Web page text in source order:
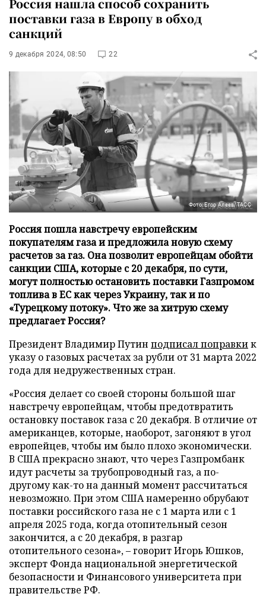
Россия нашла способ сохранить
поставки газа в Европу в обход
санкций
9 декабря 2024, 08:50 22
Фото: Егор Алеев/ТАСС
Россия пошла навстречу европейским
покупателям газа и предложила новую схему
расчетов за газ. Она позволит европейцам обойти
санкции США, которые с 20 декабря, по сути,
могут полностью остановить поставки Газпромом
топлива в ЕС как через Украину, так и по
«Турецкому потоку». Что же за хитрую схему
предлагает Россия?
Президент Владимир Путин подписал поправкик
указу о газовых расчетах за рубли от 31 марта 2022
года для недружественных стран.
«Россия делает со своей стороны большой шаг
навстречу европейцам, чтобы предотвратить
остановку поставок газа с 20 декабря. В отличие от
американцев, которые, наоборот, загоняют в угол
европейцев, чтобы им было плохо экономически.
В США прекрасно знают, что через Газпромбанк
идут расчеты за трубопроводный газ, а по-
другому как-то на данный момент рассчитаться
невозможно. При этом США намеренно обрубают
поставки российского газа не с 1 марта или с 1
апреля 2025 года, когда отопительный сезон
закончится, а с 20 декабря, в разгар
отопительного сезона», – говорит Игорь Юшков,
эксперт Фонда национальной энергетической
безопасности и Финансового университета при
правительстве РФ.